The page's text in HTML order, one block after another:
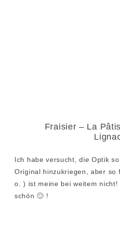
Fraisier – La
Ich habe versucht, die Optik
Original hinzukriegen, aber so
o. ) ist meine bei weitem
schön 🙂 !